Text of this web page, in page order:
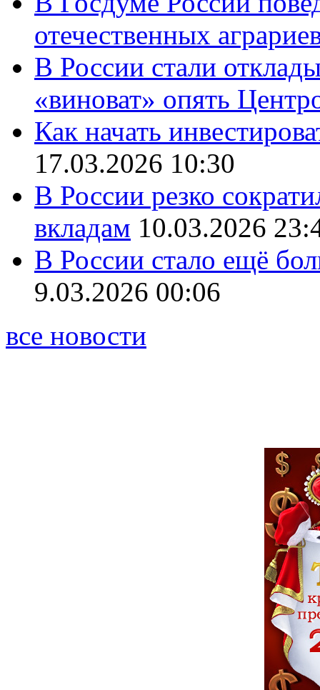
отечественных
В России стали
«виноват» опять
Как начать
17.03.2026 10:30
В России резко
вкладам 10.03.2026
В России стало ещё
9.03.2026 00:06
все новости